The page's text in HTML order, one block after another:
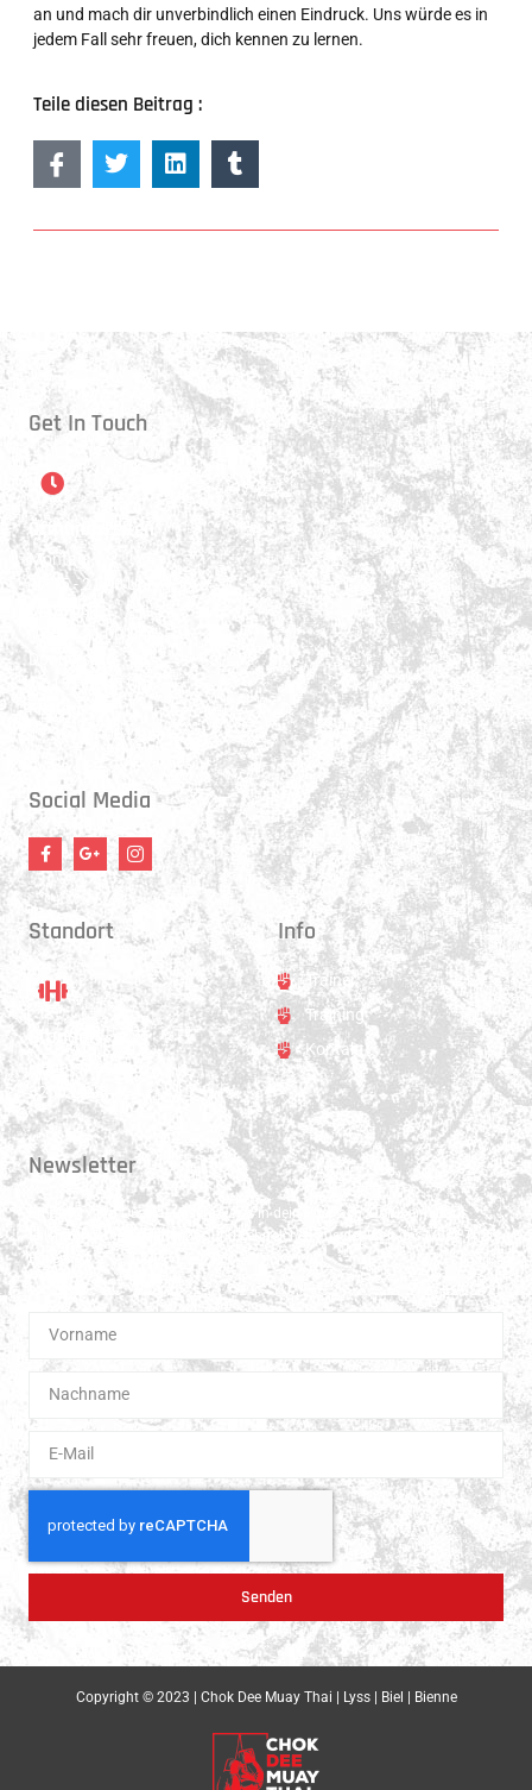
an und mach dir unverbindlich einen Eindruck. Uns würde es in
jedem Fall sehr freuen, dich kennen zu lernen.
Teile diesen Beitrag :
Get In Touch
Öffnungszeiten
Montag:
17:15 - 21:00 Uhr
Mittwoch:
17:30 - 21:00 Uhr
Donnerstag:
17:15 - 18:45 Uhr
17:30 - 21:00 Uhr
Social Media
Standort
Standort
Hauptstrasse 31
3250 Lyss
Info
Trainer
Training
Kontakt
Newsletter
Erhalte 1x pro Quartal unsere News in dein Postfach. Darüber hinaus
teilen wir gerne Spannendes und Lehrreiches aus der Welt des Muay Thai
Boxen.
Senden
Copyright © 2023 | Chok Dee Muay Thai | Lyss | Biel | Bienne